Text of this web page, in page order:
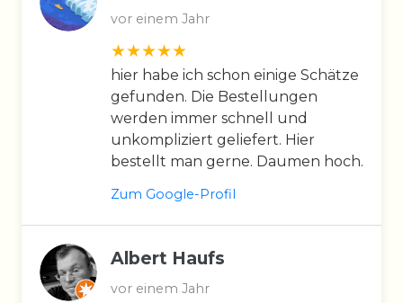
vor einem Jahr
hier habe ich schon einige Schätze
gefunden. Die Bestellungen
werden immer schnell und
unkompliziert geliefert. Hier
bestellt man gerne. Daumen hoch.
Zum Google-Profil
Albert Haufs
vor einem Jahr